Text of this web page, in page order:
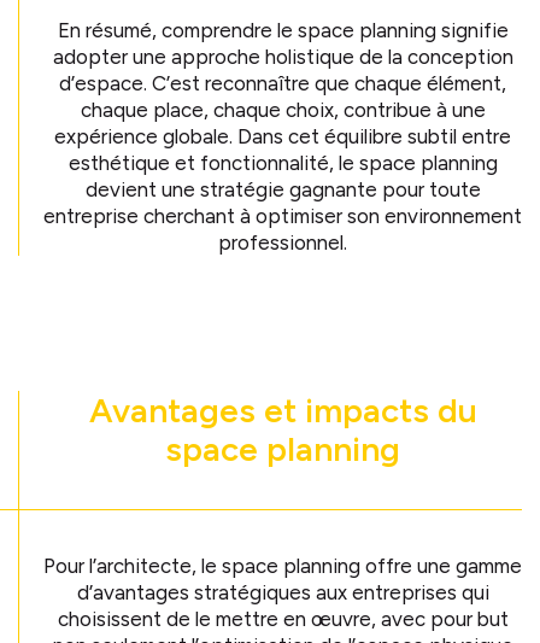
En résumé, comprendre le space planning signifie
adopter une approche holistique de la conception
d’espace. C’est reconnaître que chaque élément,
chaque place, chaque choix, contribue à une
expérience globale. Dans cet équilibre subtil entre
esthétique et fonctionnalité, le space planning
devient une stratégie gagnante pour toute
entreprise cherchant à optimiser son environnement
professionnel.
Avantages et impacts du
space planning
Pour l’architecte, le space planning offre une gamme
d’avantages stratégiques aux entreprises qui
choisissent de le mettre en œuvre, avec pour but